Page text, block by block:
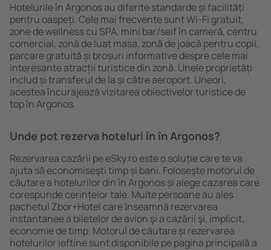
Hotelurile în Argonos au diferite standarde și facilități
pentru oaspeți. Cele mai frecvente sunt Wi-Fi gratuit,
zone de wellness cu SPA, mini bar/seif în cameră, centru
comercial, zonă de luat masa, zonă de joacă pentru copii,
parcare gratuită și broșuri informative despre cele mai
interesante atracții turistice din zonă. Unele proprietăți
includ și transferul de la și către aeroport. Uneori,
acestea încurajează vizitarea obiectivelor turistice de
top în Argonos.
Unde pot rezerva hoteluri ȋn în Argonos?
Rezervarea cazării pe eSky.ro este o soluție care te va
ajuta să economiseşti timp și bani. Foloseşte motorul de
căutare a hotelurilor din în Argonos și alege cazarea care
corespunde cerințelor tale. Multe persoane au ales
pachetul Zbor+Hotel care ȋnseamnă rezervarea
instantanee a biletelor de avion şi a cazării şi, implicit,
economie de timp. Motorul de căutare și rezervarea
hotelurilor ieftine sunt disponibile pe pagina principală a